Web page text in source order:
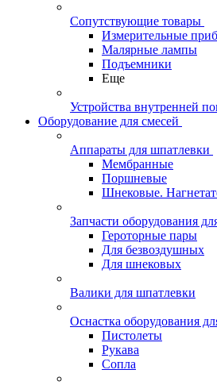
Сопутствующие товары
Измерительные
Малярные лампы
Подъемники
Еще
Устройства внутренней
Оборудование для смесей
Аппараты для шпатлевки
Мембранные
Поршневые
Шнековые.
Запчасти оборудования
Героторные пары
Для безвоздушных
Для шнековых
Валики для шпатлевки
Оснастка оборудования
Пистолеты
Рукава
Сопла